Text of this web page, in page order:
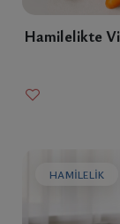
Hamilelikte
HAMILELIK